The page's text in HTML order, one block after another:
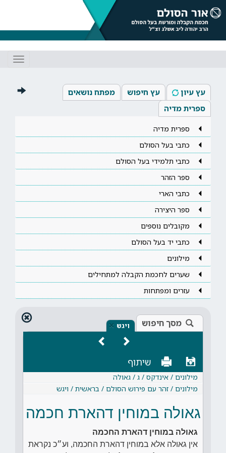
עץ עיון עץ חיפוש
מפתח נושאים
ספרית מדיה
ספרית מדיה
כתבי בעל הסולם
כתבי תלמידי בעל הסולם
ספר הזהר
כתבי הארי
ספר היצירה
מקובלים נוספים
כתבי יד בעל הסולם
מילונים
שערים לחכמת הקבלה למתחילים
עזרים ומפתחות
מסך חיפוש ויגש ×
שיתוף
מילונים / אינדקס / ג / גאולה
מילונים / זהר עם פירוש הסולם / בראשית / ויגש
גאולה במוחין דהארת חכמה
גאולה במוחין דהארת החכמה
אין גאולה אלא במוחין דהארת החכמה, וע״כ נקראת